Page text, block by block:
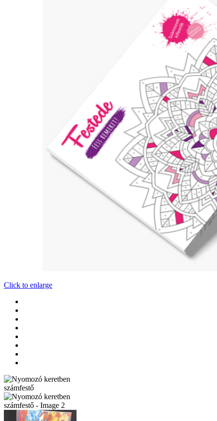
Click to enlarge